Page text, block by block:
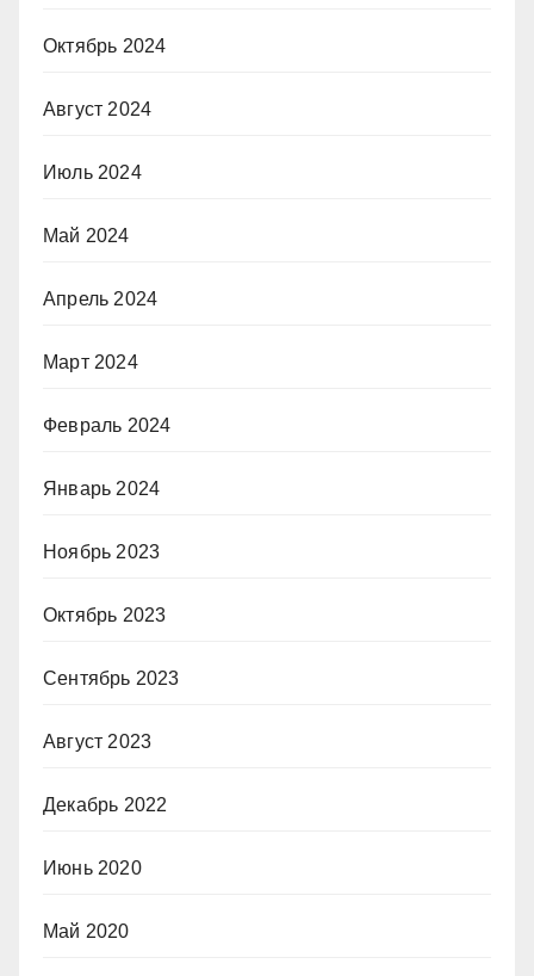
Октябрь 2024
Август 2024
Июль 2024
Май 2024
Апрель 2024
Март 2024
Февраль 2024
Январь 2024
Ноябрь 2023
Октябрь 2023
Сентябрь 2023
Август 2023
Декабрь 2022
Июнь 2020
Май 2020